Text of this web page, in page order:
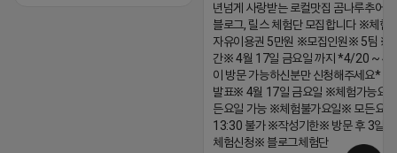
년넘게 사랑받는 로컬맛집 곰나루추어
블로그, 릴스 체험단 모집합니다 ※체험
자유이용권 5만원 ※모집인원※ 5팀 ※
간※ 4월 17일 금요일 까지 *4/20 ~ 4/
이 방문 가능하신분만 신청해주세요* ※
발표※ 4월 17일 금요일 ※체험가능요
든요일 가능 ※체험불가요일※ 모든요
13:30 불가 ※작성기한※ 방문 후 3일
체험신청※ 블로그체험단